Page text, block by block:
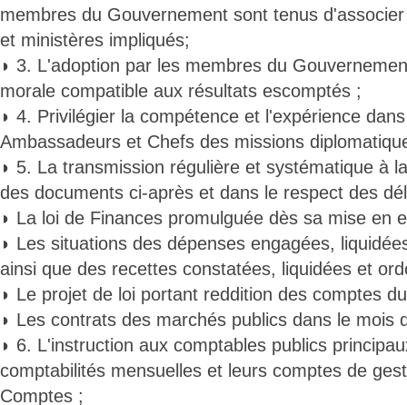
membres du Gouvernement sont tenus
et ministères impliqués;
◗ 3. L'adoption par les membres du
morale compatible aux résultats escomptés ;
◗ 4. Privilégier la compétence et l'expérience
Ambassadeurs et Chefs des missions
◗ 5. La transmission régulière et systématique à
des documents ci-après et dans le respect des
◗ La loi de Finances promulguée dès sa mise en
◗ Les situations des dépenses engagées,
ainsi que des recettes constatées, liquidées et
◗ Le projet de loi portant reddition des comptes
◗ Les contrats des marchés publics dans le mois
◗ 6. L'instruction aux comptables publics
comptabilités mensuelles et leurs comptes de
Comptes ;